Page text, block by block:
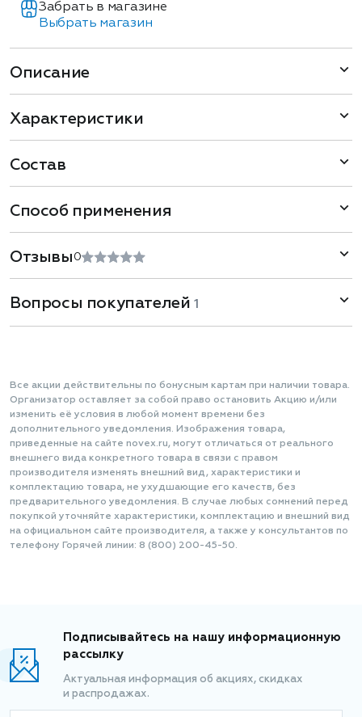
Забрать в магазине
Выбрать магазин
Описание
Характеристики
Состав
Способ применения
Отзывы 0
Вопросы покупателей 1
Все акции действительны по бонусным картам при наличии товара.
Организатор оставляет за собой право остановить Акцию и/или
изменить её условия в любой момент времени без
дополнительного уведомления. Изображения товара,
приведенные на сайте novex.ru, могут отличаться от реального
внешнего вида конкретного товара в связи с правом
производителя изменять внешний вид, характеристики и
комплектацию товара, не ухудшающие его качеств, без
предварительного уведомления. В случае любых сомнений перед
покупкой уточняйте характеристики, комплектацию и внешний вид
на официальном сайте производителя, а также у консультантов по
телефону Горячей линии: 8 (800) 200-45-50.
Подписывайтесь на нашу информационную
рассылку
Актуальная информация об акциях, скидках
и распродажах.